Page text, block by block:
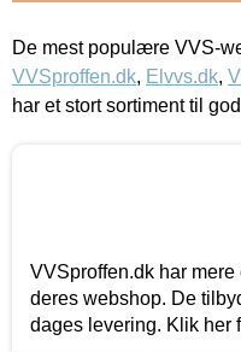
De mest populære VVS-
VVSproffen.dk, Elvvs.dk,
har et stort sortiment til
VVSproffen.dk har
deres webshop. De
dages levering. Klik her